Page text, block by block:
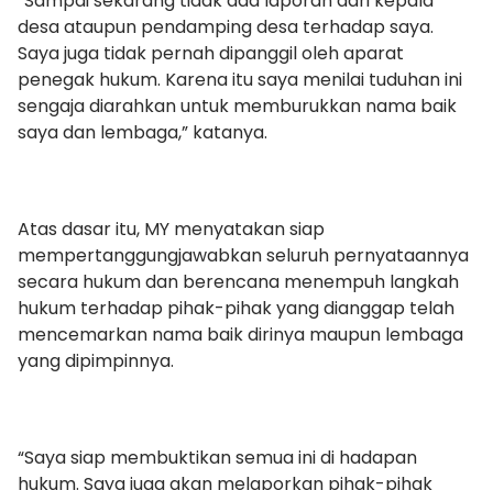
desa ataupun pendamping desa terhadap saya.
Saya juga tidak pernah dipanggil oleh aparat
penegak hukum. Karena itu saya menilai tuduhan ini
sengaja diarahkan untuk memburukkan nama baik
saya dan lembaga,” katanya.
Atas dasar itu, MY menyatakan siap
mempertanggungjawabkan seluruh pernyataannya
secara hukum dan berencana menempuh langkah
hukum terhadap pihak-pihak yang dianggap telah
mencemarkan nama baik dirinya maupun lembaga
yang dipimpinnya.
“Saya siap membuktikan semua ini di hadapan
hukum. Saya juga akan melaporkan pihak-pihak